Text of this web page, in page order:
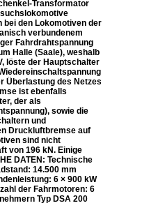
Transformator
bei den Lokomotiven der
verbundenem
Fahrdrahtspannung
Halle (Saale), weshalb
löste der Hauptschalter
Überlastung des Netzes
ist ebenfalls
der als
sowie die
und
Druckluftbremse auf
sind nicht
von 196 kN. Einige
DATEN: Technische
14.500 mm
6 × 900 kW
der Fahrmotoren: 6
Typ DSA 200